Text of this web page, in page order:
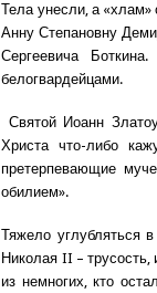
Тела унесли, а «хлам»
Анну Степановну
Сергеевича
белогвардейцами.
Святой Иоанн
Христа что-либо
претерпевающие
обилием».
Тяжело углубляться
Николая II –
из немногих, кто